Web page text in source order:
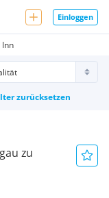
Einloggen
zurücksetzen
zu